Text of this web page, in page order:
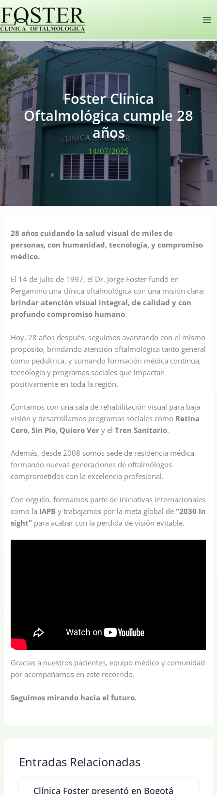
Ir
al
contenido
Foster Clínica
Oftalmológica cumple 28
años
14/07/2025
28 años cuidando la salud visual de miles de
personas, con humanidad, tecnología, y compromiso
médico.
El 14 de julio de 1997, el Dr. Jorge Foster fundó en
Pergamino una clínica oftalmológica con una misión clara:
brindar atención visual integral, de calidad y con
profundo compromiso humano.
Hoy, 28 años después, seguimos avanzando con el mismo
propósito, brindando atención oftalmológica tanto general
como pediátrica, y sumando formación médica continua,
tecnología y programas sociales que impactan
positivamente en toda la región.
Contamos con una sala de rehabilitación visual para baja
visión y desarrollamos programas sociales como Retina
Cero,Sin Pío, Quiero Ver y elTren Sanitario.
Además, desde 2008 somos sede de residencia médica,
formando nuevas generaciones de oftalmólogos
comprometidos con la excelencia profesional.
Con orgullo, formamos parte de iniciativas internacionales
como la IAPB y trabajamos por la meta global de“2030 In
sight” para acabar con la perdida de visión evitable.
Gracias a nuestros pacientes, equipo médico y comunidad
por acompañarnos en este recorrido.
Seguimos mirando hacia el futuro.
Entradas Relacionadas
Clínica Foster presentó en Bogotá